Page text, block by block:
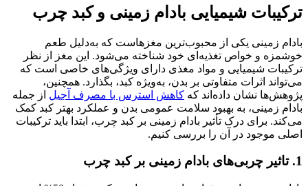
ترکیبات شیمیایی بادام زمینی و کبد چرب
بادام زمینی یکی از محبوب‌ترین مغزهاست که به‌دلیل طعم
خوشمزه و خواص تغذیه‌ای خود شناخته می‌شود. این مغز از نظر
ترکیبات شیمیایی و مواد مغذی دارای ویژگی‌های خاصی است که
می‌تواند اثرات متفاوتی بر بدن، به‌ویژه کبد، بگذارد. همچنین،
پژوهش‌ها نشان داده‌اند که کاهش استرس با مصرف آجیل از جمله
بادام زمینی، به بهبود سلامت عمومی بدن و عملکرد بهتر کبد کمک
می‌کند. برای درک تأثیر بادام زمینی بر کبد چرب، ابتدا باید ترکیبات
اصلی موجود در آن را بررسی کنیم.
1. تاثیر چربی‌های بادام زمینی بر کبد چرب